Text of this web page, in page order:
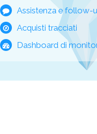
Assistenza e follow-
Acquisti tracciati
Dashboard di